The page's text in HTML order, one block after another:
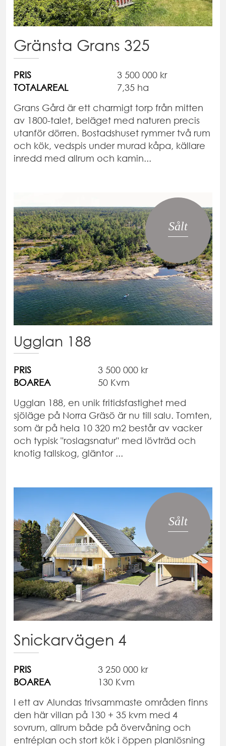
Gränsta Grans 325
PRIS
3 500 000 kr
TOTALAREAL
7,35 ha
Grans Gård är ett charmigt torp från mitten
av 1800-talet, beläget med naturen precis
utanför dörren. Bostadshuset rymmer två rum
och kök, vedspis under murad kåpa, källare
inredd med allrum och kamin...
Sålt
Ugglan 188
PRIS
3 500 000 kr
BOAREA
50 Kvm
Ugglan 188, en unik fritidsfastighet med
sjöläge på Norra Gräsö är nu till salu. Tomten,
som är på hela 10 320 m2 består av vacker
och typisk "roslagsnatur" med lövträd och
knotig tallskog, gläntor ...
Sålt
Snickarvägen 4
PRIS
3 250 000 kr
BOAREA
130 Kvm
I ett av Alundas trivsammaste områden finns
den här villan på 130 + 35 kvm med 4
sovrum, allrum både på övervåning och
entréplan och stort kök i öppen planlösning